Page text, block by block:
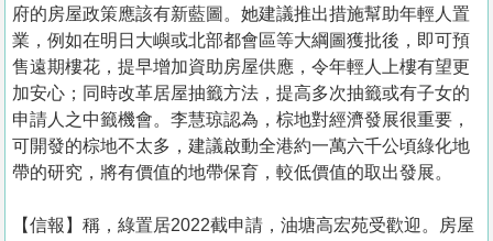
府的房屋政策應該有新藍圖。她建議推出措施幫助年輕人置
業，例如在明日大嶼或北部都會區等大綱圖獲批後，即可預
售遠期樓花，提早增加資助房屋供應，令年輕人上樓有望更
加安心；同時改革居屋抽籤方法，提高多次抽籤或有子女的
申請人之中籤機會。李慧琼認為，棕地對經濟發展很重要，
可開發的棕地不太多，建議啟動全港約一萬六千公頃綠化地
帶的研究，將有價值的地帶保育，較低價值的取出發展。
【信報】稱，綠置居2022截申請，油塘高宏苑受歡迎。房屋